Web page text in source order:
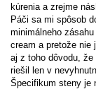
kúrenia a zrejme
Páči sa mi spôsob
minimálneho
cream a pretože nie
aj z toho dôvodu,
riešil len v
Špecifikum steny je